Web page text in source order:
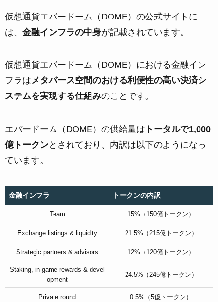
仮想通貨エバードーム（DOME）の公式サイトに
は、 金融インフラの中身が記載されています。
仮想通貨エバードーム（DOME）における金融イン
フラはメタバース空間のおける利便性の高い決済シ
ステムを実現する仕組みのことです。
エバードーム（DOME）の供給量は トータルで1,000
億トークンとされており、内訳は以下のようになっ
ています。
金融インフラ トークンの内訳
Team 15%（150億トークン）
Exchange listings & liquidity 21.5%（215億トークン）
Strategic partners & advisors 12%（120億トークン）
Staking, in-game rewards & devel
opment
24.5%（245億トークン）
Private round 0.5%（5億トークン）